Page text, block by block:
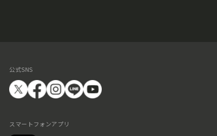
公式SNS
スマートフォンアプリ